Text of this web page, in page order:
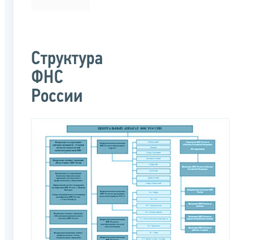
Структура
ФНС
России